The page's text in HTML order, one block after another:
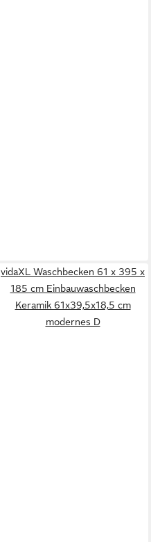
vidaXL Waschbecken 61 x 395 x
185 cm Einbauwaschbecken
Keramik 61x39,5x18,5 cm
modernes D